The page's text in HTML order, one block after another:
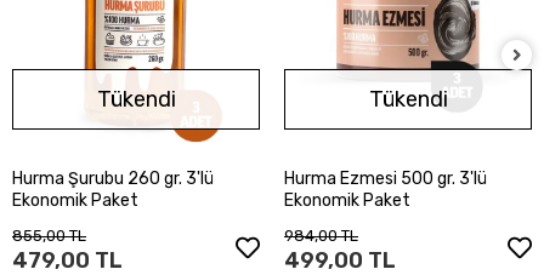
Stokta Yok
Tükendi
Hurma Şurubu 260 gr. 3'lü
Ekonomik Paket
855,00 TL
479,00 TL
Stokta Yok
Tükendi
Hurma Ezmesi 500 gr. 3'lü
Ekonomik Paket
984,00 TL
499,00 TL